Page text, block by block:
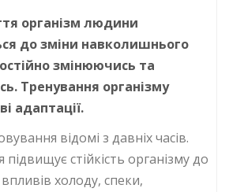
організм людини
до зміни навколишнього
змінюючись та
Тренування організму
адаптації.
відомі з давніх часів.
стійкість організму до
холоду, спеки,